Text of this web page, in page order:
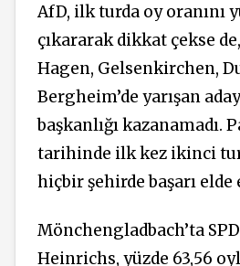
AfD, ilk turda oy oranını
çıkararak dikkat çekse
Hagen, Gelsenkirchen,
Bergheim’de yarışan
başkanlığı kazanamadı.
tarihinde ilk kez ikinci
hiçbir şehirde başarı elde
Mönchengladbach’ta
Heinrichs, yüzde 63,56